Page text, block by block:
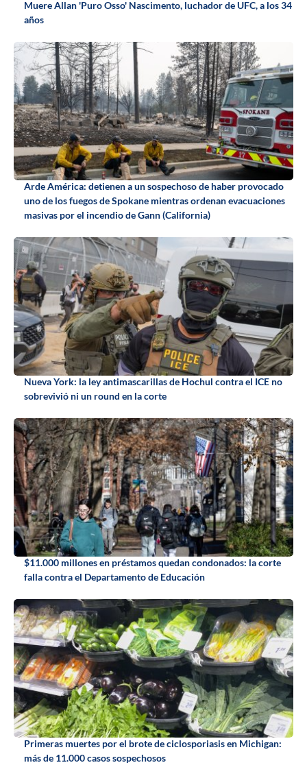
Muere Allan 'Puro Osso' Nascimento, luchador de UFC, a los 34
años
Arde América: detienen a un sospechoso de haber provocado
uno de los fuegos de Spokane mientras ordenan evacuaciones
masivas por el incendio de Gann (California)
Nueva York: la ley antimascarillas de Hochul contra el ICE no
sobrevivió ni un round en la corte
$11.000 millones en préstamos quedan condonados: la corte
falla contra el Departamento de Educación
Primeras muertes por el brote de ciclosporiasis en Michigan:
más de 11.000 casos sospechosos